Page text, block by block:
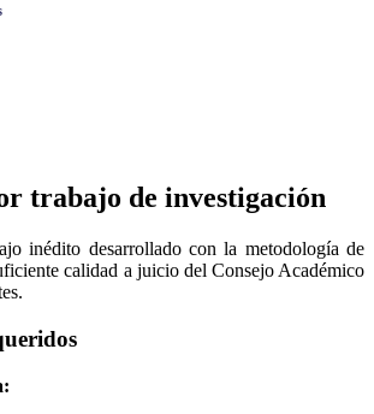
trabajo de investigación
inédito desarrollado con la metodología de
calidad a juicio del Consejo Académico